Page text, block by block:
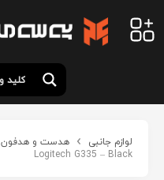
لوازم جانبی هدست و هدفون
Logitech G335 – Black